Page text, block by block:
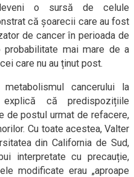
o sursă de celule
că șoarecii care au fost
de cancer în perioada de
mai mare de a
care nu au ținut post.
cancerului la
că predispozițiile
de postul urmat de refacere,
Cu toate acestea, Valter
din California de Sud,
interpretate cu precauție,
modificate erau „aproape